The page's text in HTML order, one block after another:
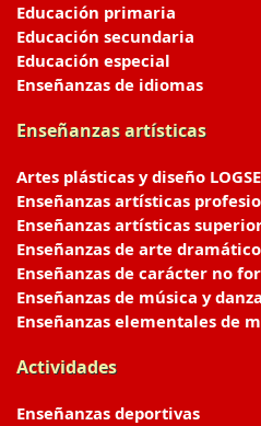
Educación primaria
Educación secundaria
Educación especial
Enseñanzas de idiomas
Enseñanzas artísticas
Artes plásticas y diseño LOGSE
Enseñanzas artísticas
Enseñanzas artísticas
Enseñanzas de arte dramático
Enseñanzas de carácter no
Enseñanzas de música y danza
Enseñanzas elementales de
Actividades
Enseñanzas deportivas